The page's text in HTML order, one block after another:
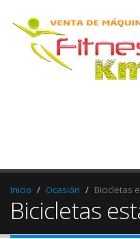
Inicio Ocasión Bicicletas
Bicicletas